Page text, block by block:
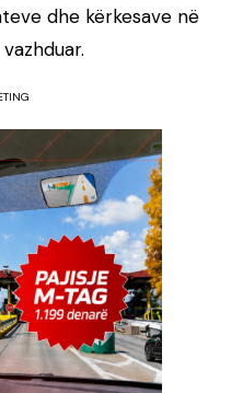
dhe kërkesave në